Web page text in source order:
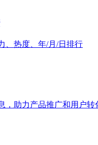
、热度、年/月/日排行
，助力产品推广和用户转